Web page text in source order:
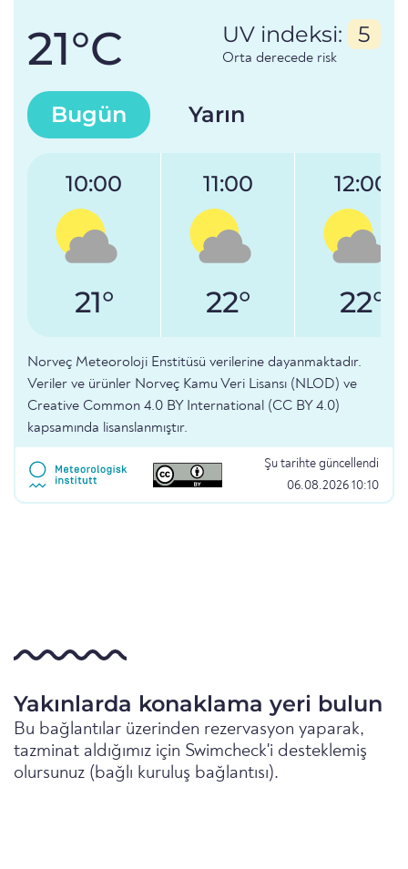
21°C UV indeksi: 5
Orta derecede risk
Bugün Yarın
10:00
21°
11:00
22°
12:00
22°
Norveç Meteoroloji Enstitüsü verilerine dayanmaktadır.
Veriler ve ürünler Norveç Kamu Veri Lisansı (NLOD) ve
Creative Common 4.0 BY International (CC BY 4.0)
kapsamında lisanslanmıştır.
Şu tarihte güncellendi
06.08.2026 10:10
Yakınlarda konaklama yeri bulun
Bu bağlantılar üzerinden rezervasyon yaparak,
tazminat aldığımız için Swimcheck'i desteklemiş
olursunuz (bağlı kuruluş bağlantısı).